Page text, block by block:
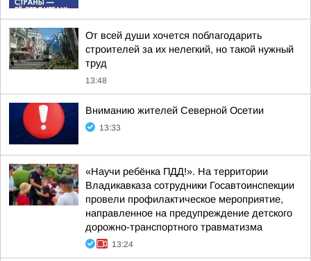
От всей души хочется поблагодарить
строителей за их нелегкий, но такой нужный
труд
13:48
Вниманию жителей Северной Осетии
13:33
«Научи ребёнка ПДД!». На территории
Владикавказа сотрудники Госавтоинспекции
провели профилактическое мероприятие,
направленное на предупреждение детского
дорожно-транспортного травматизма
13:24